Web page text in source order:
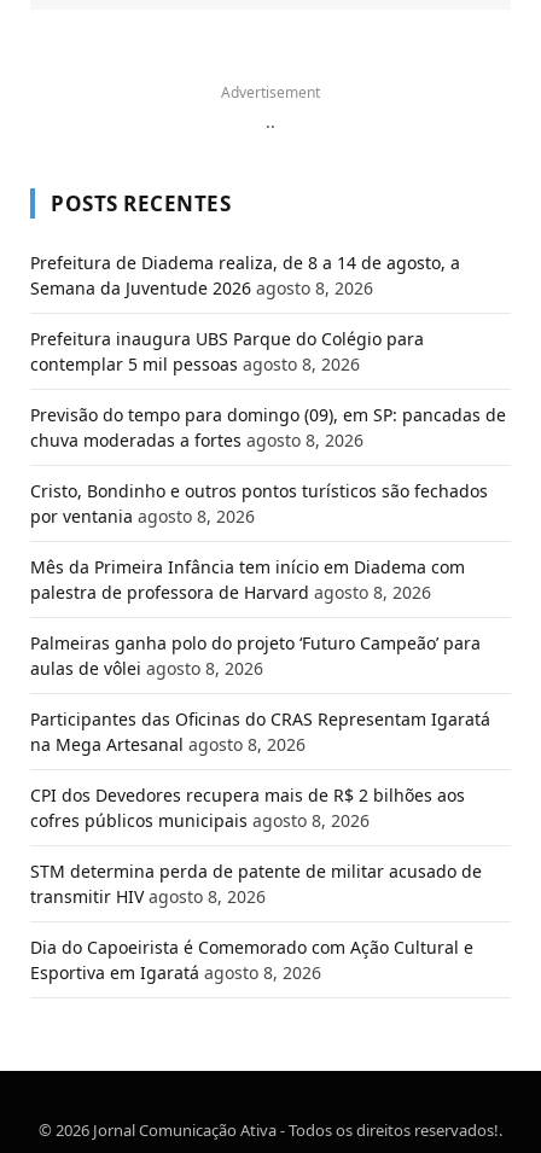
Advertisement
..
POSTS RECENTES
Prefeitura de Diadema realiza, de 8 a 14 de agosto, a
Semana da Juventude 2026 agosto 8, 2026
Prefeitura inaugura UBS Parque do Colégio para
contemplar 5 mil pessoas agosto 8, 2026
Previsão do tempo para domingo (09), em SP: pancadas de
chuva moderadas a fortes agosto 8, 2026
Cristo, Bondinho e outros pontos turísticos são fechados
por ventania agosto 8, 2026
Mês da Primeira Infância tem início em Diadema com
palestra de professora de Harvard agosto 8, 2026
Palmeiras ganha polo do projeto ‘Futuro Campeão’ para
aulas de vôlei agosto 8, 2026
Participantes das Oficinas do CRAS Representam Igaratá
na Mega Artesanal agosto 8, 2026
CPI dos Devedores recupera mais de R$ 2 bilhões aos
cofres públicos municipais agosto 8, 2026
STM determina perda de patente de militar acusado de
transmitir HIV agosto 8, 2026
Dia do Capoeirista é Comemorado com Ação Cultural e
Esportiva em Igaratá agosto 8, 2026
© 2026 Jornal Comunicação Ativa - Todos os direitos reservados!.